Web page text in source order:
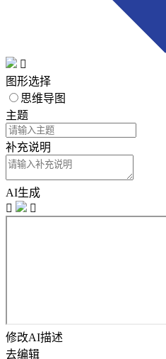

图形选择
思维导图
主题
补充说明
AI生成


修改AI描述
去编辑